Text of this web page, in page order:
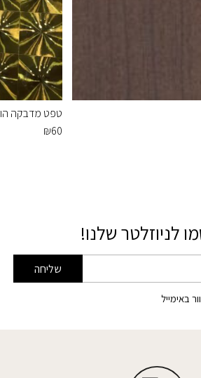
טפט מדבקה
₪60
לניוזלטר שלנו!
שליחה
באימייל